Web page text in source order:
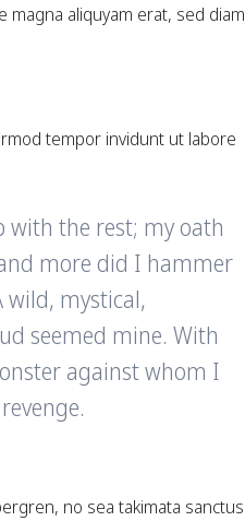
aliquyam erat, sed diam
tempor invidunt ut labore
with the rest; my oath
more did I hammer
wild, mystical,
seemed mine. With
against whom I
no sea takimata sanctus